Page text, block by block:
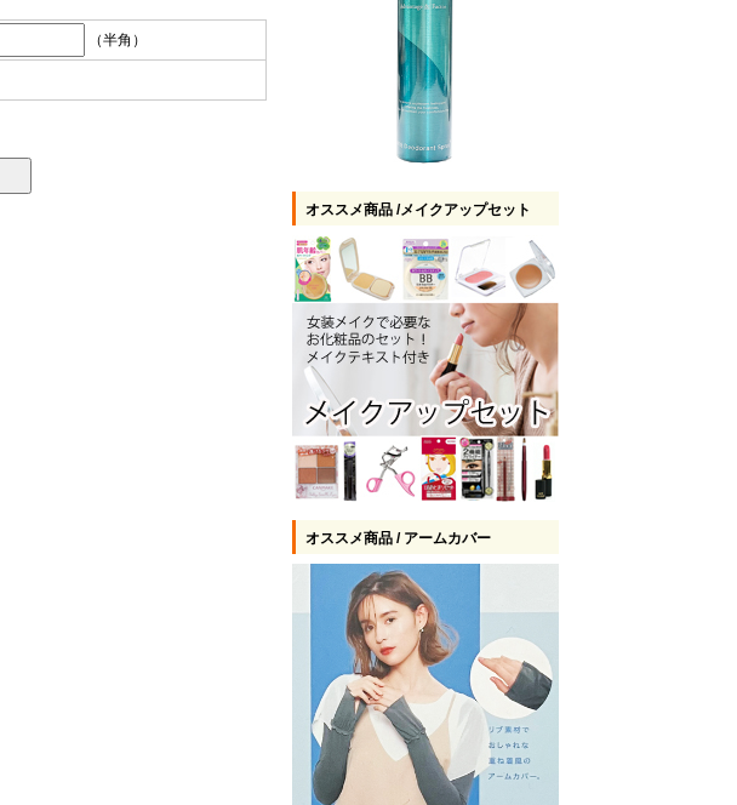
（半角）
オススメ商品 /メイクアップセット
オススメ商品 / アームカバー